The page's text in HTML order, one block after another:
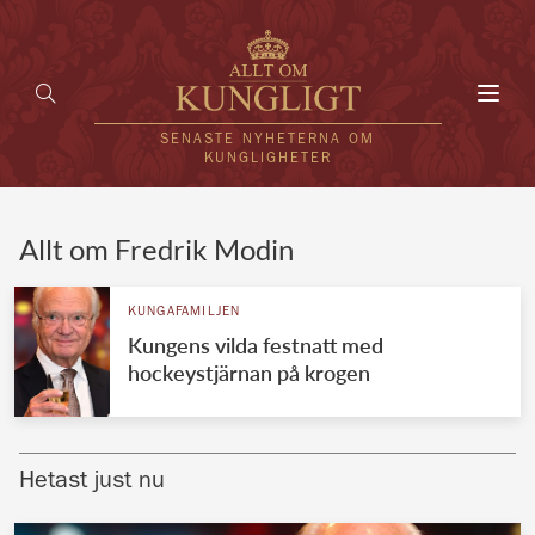
SENASTE NYHETERNA OM
KUNGLIGHETER
UTLÄNDSKT
VÄRLDENS KUNGAHUS
Brittiska kungahuset
Allt om Fredrik Modin
KUNGAFAMILJEN
Kungens vilda festnatt med
hockeystjärnan på krogen
Hetast just nu